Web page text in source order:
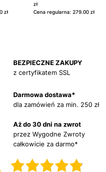
zł
zł
Cena regularna: 279.00 zł
BEZPIECZNE ZAKUPY
z certyfikatem SSL
Darmowa dostawa*
dla zamówień za min. 250 zł
Aż do 30 dni na zwrot
przez Wygodne Zwroty
całkowicie za darmo*